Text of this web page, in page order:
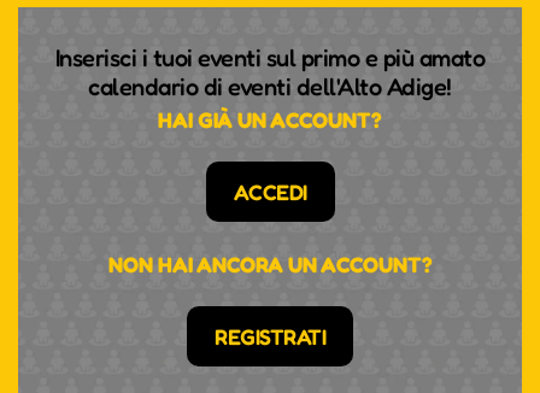
Inserisci i tuoi eventi sul primo e più amato
calendario di eventi dell'Alto Adige!
HAI GIÀ UN ACCOUNT?
ACCEDI
NON HAI ANCORA UN ACCOUNT?
REGISTRATI